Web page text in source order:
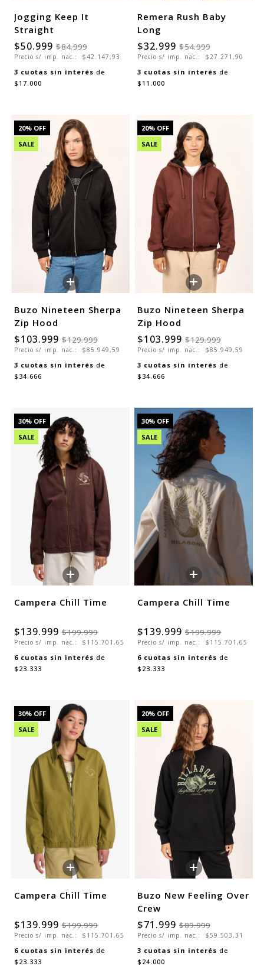
Jogging Keep It
Straight
$50.999 $84.999
Precio s/ imp. nac.: $42.147,93
3 cuotas sin interés de
$17.000
Remera Rush Baby
Long
$32.999 $54.999
Precio s/ imp. nac.: $27.271,90
3 cuotas sin interés de
$11.000
20% OFF
SALE
+
Buzo Nineteen Sherpa
Zip Hood
$103.999 $129.999
Precio s/ imp. nac.: $85.949,59
3 cuotas sin interés de
$34.666
20% OFF
SALE
+
Buzo Nineteen Sherpa
Zip Hood
$103.999 $129.999
Precio s/ imp. nac.: $85.949,59
3 cuotas sin interés de
$34.666
30% OFF
SALE
+
Campera Chill Time
$139.999 $199.999
Precio s/ imp. nac.: $115.701,65
6 cuotas sin interés de
$23.333
30% OFF
SALE
+
Campera Chill Time
$139.999 $199.999
Precio s/ imp. nac.: $115.701,65
6 cuotas sin interés de
$23.333
30% OFF
SALE
+
Campera Chill Time
$139.999 $199.999
Precio s/ imp. nac.: $115.701,65
6 cuotas sin interés de
$23.333
20% OFF
SALE
+
Buzo New Feeling Over
Crew
$71.999 $89.999
Precio s/ imp. nac.: $59.503,31
3 cuotas sin interés de
$24.000